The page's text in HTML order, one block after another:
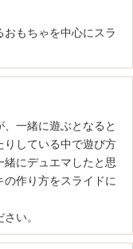
もちゃを中心にスラ
一緒に遊ぶとなると
りしている中で遊び方
にデュエマしたと思
作り方をスライドに
い。